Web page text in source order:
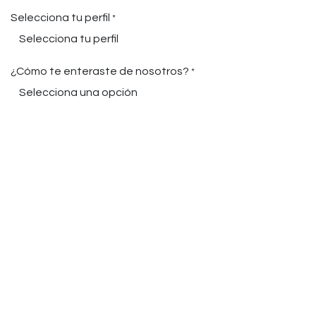
Selecciona tu perfil *
¿Cómo te enteraste de nosotros? *